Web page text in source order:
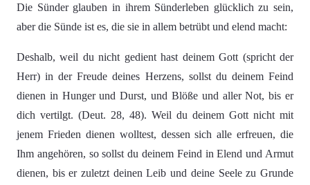
Die Sünder glauben in ihrem Sünderleben glücklich zu sein,
aber die Sünde ist es, die sie in allem betrübt und elend macht:
Deshalb, weil du nicht gedient hast deinem Gott (spricht der
Herr) in der Freude deines Herzens, sollst du deinem Feind
dienen in Hunger und Durst, und Blöße und aller Not, bis er
dich vertilgt. (Deut. 28, 48). Weil du deinem Gott nicht mit
jenem Frieden dienen wolltest, dessen sich alle erfreuen, die
Ihm angehören, so sollst du deinem Feind in Elend und Armut
dienen, bis er zuletzt deinen Leib und deine Seele zu Grunde